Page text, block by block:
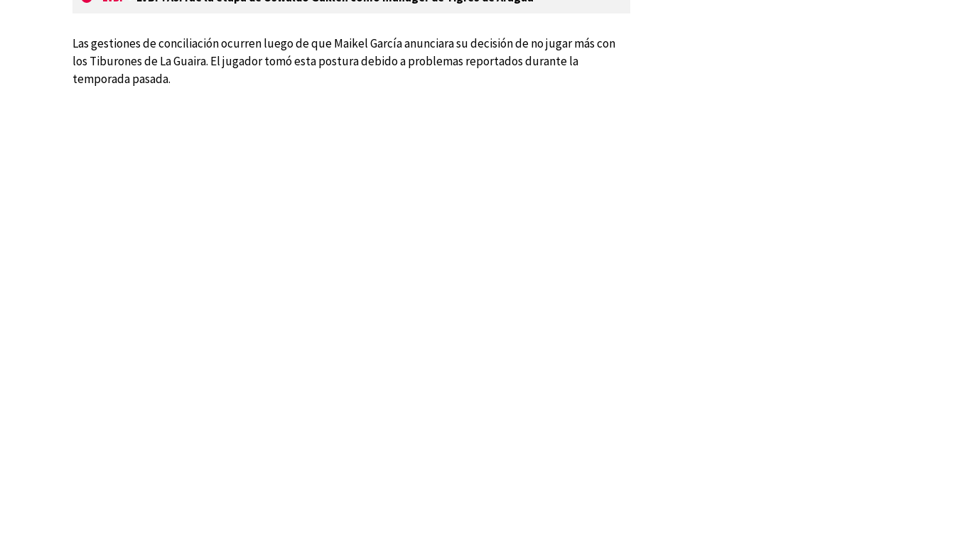
Las gestiones de conciliación ocurren luego de que Maikel García anunciara su decisión de no jugar más con
los Tiburones de La Guaira. El jugador tomó esta postura debido a problemas reportados durante la
temporada pasada.